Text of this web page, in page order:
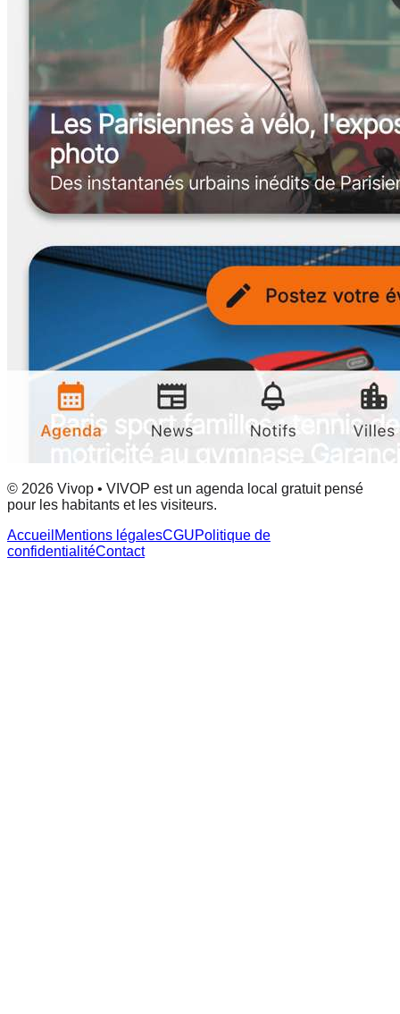
© 2026 Vivop • VIVOP est un agenda local gratuit pensé
pour les habitants et les visiteurs.
Accueil Mentions légalesCGUPolitique de
confidentialitéContact